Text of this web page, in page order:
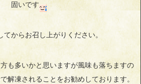
固いです
てからお召し上がりください。
も多いかと思いますが風味も落ちますの
解凍されることをお勧めしております。